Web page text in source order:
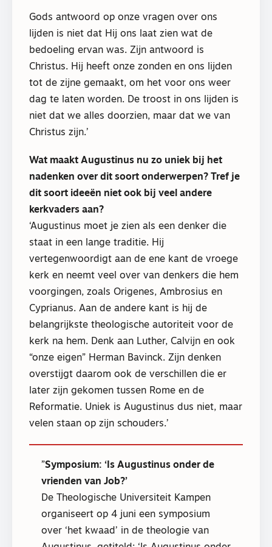
Gods antwoord op onze vragen over ons
lijden is niet dat Hij ons laat zien wat de
bedoeling ervan was. Zijn antwoord is
Christus. Hij heeft onze zonden en ons lijden
tot de zijne gemaakt, om het voor ons weer
dag te laten worden. De troost in ons lijden is
niet dat we alles doorzien, maar dat we van
Christus zijn.’
Wat maakt Augustinus nu zo uniek bij het
nadenken over dit soort onderwerpen? Tref je
dit soort ideeën niet ook bij veel andere
kerkvaders aan?
‘Augustinus moet je zien als een denker die
staat in een lange traditie. Hij
vertegenwoordigt aan de ene kant de vroege
kerk en neemt veel over van denkers die hem
voorgingen, zoals Origenes, Ambrosius en
Cyprianus. Aan de andere kant is hij de
belangrijkste theologische autoriteit voor de
kerk na hem. Denk aan Luther, Calvijn en ook
“onze eigen” Herman Bavinck. Zijn denken
overstijgt daarom ook de verschillen die er
later zijn gekomen tussen Rome en de
Reformatie. Uniek is Augustinus dus niet, maar
velen staan op zijn schouders.’
Symposium: ‘Is Augustinus onder de
vrienden van Job?’
De Theologische Universiteit Kampen
organiseert op 4 juni een symposium
over ‘het kwaad’ in de theologie van